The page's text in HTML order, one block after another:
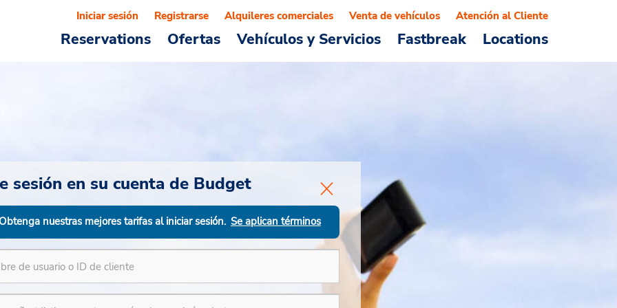
Reservations Ofertas Vehículos y Servicios Fastbreak Locations
Iniciar sesión Registrarse Alquileres comerciales Venta de vehículos Atención al Cliente
sesión en su cuenta de Budget
nuestras mejores tarifas al iniciar sesión. Se aplican términos